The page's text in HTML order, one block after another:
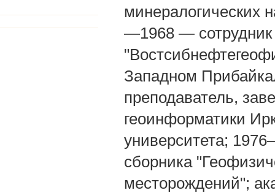
минералогических
—1968 — сотрудник
Западном
преподаватель,
геоинформатики
университета;
сборника
месторождений";